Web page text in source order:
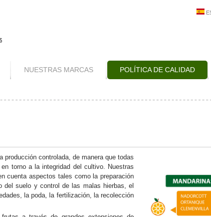
NUESTRAS MARCAS POLÍTICA DE CALIDAD
producción controlada, de manera que todas
torno a la integridad del cultivo. Nuestras
cuenta aspectos tales como la preparación
del suelo y control de las malas hierbas, el
la poda, la fertilización, la recolección